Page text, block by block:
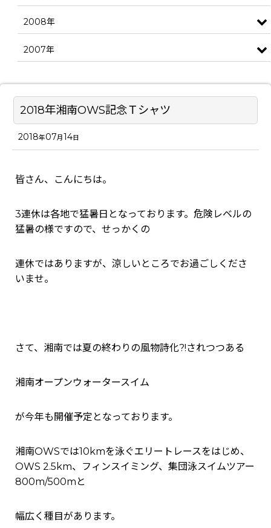
2018年湘南OWS記念Ｔシャツ
2018年07月14日
皆さん、こんにちは。
3連休は各地で猛暑日となっております。危険レベルの
猛暑の様ですので、せっかくの
連休ではありますが、涼しいところでお過ごしくださ
いませ。
さて、湘南では夏の終わりの風物詩化?!されつつある
湘南オープンウォータースイム
が今年も開催予定となっております。
湘南OWSでは10kmを泳ぐエリートレースをはじめ、
OWS 2.5km、フィンスイミング、集団泳スイムツアー
800m/500mと
幅広く種目があります。
2008年
2007年